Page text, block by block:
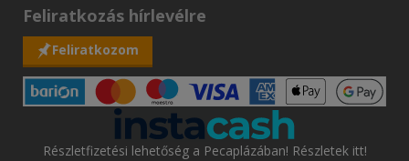
Feliratkozás hírlevélre
Feliratkozom
Részletfizetési lehetőség a Pecaplázában! Részletek itt!